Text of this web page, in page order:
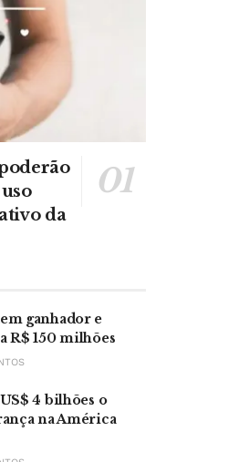
da
ganhador e
R$ 150 milhões
4 bilhões o
na América